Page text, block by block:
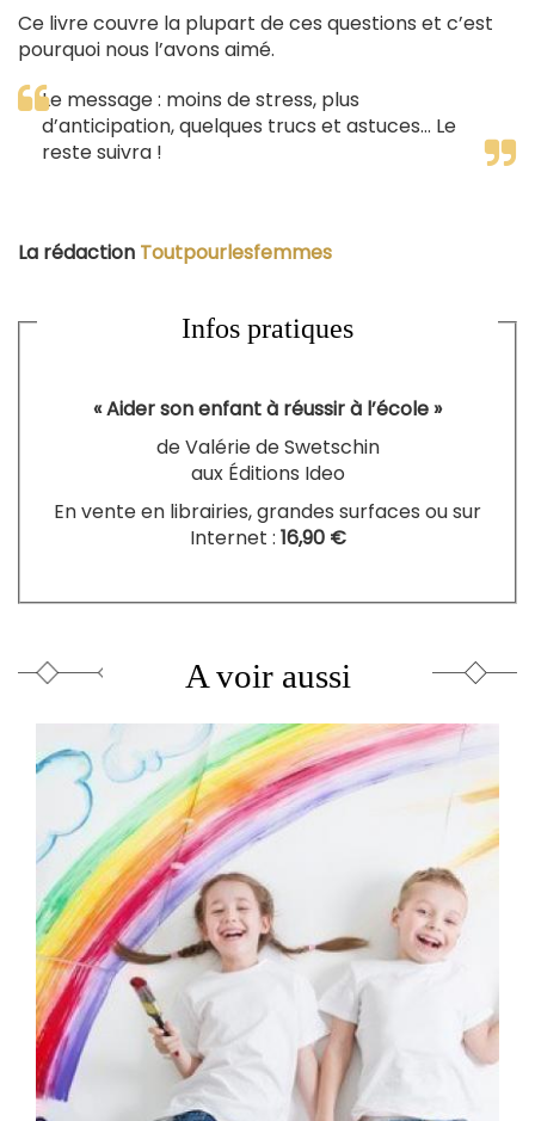
Ce livre couvre la plupart de ces questions et c’est
pourquoi nous l’avons aimé.
Le message : moins de stress, plus
d’anticipation, quelques trucs et astuces… Le
reste suivra !
La rédaction Toutpourlesfemmes
Infos pratiques
« Aider son enfant à réussir à l’école »
de Valérie de Swetschin
aux Éditions Ideo
En vente en librairies, grandes surfaces ou sur
Internet : 16,90 €
A voir aussi